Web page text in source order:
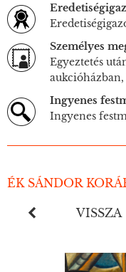
Személyes
Egyeztetés
aukcióházban,
Ingyenes
Ingyenes
ÉK SÁNDOR
VISSZA